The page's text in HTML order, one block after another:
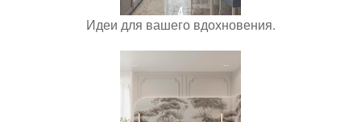
Идеи для вашего вдохновения.